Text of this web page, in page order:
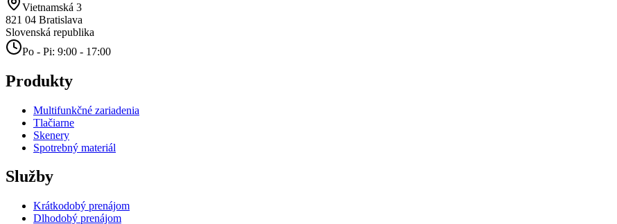
Vietnamská 3
821 04 Bratislava
Slovenská republika
Po - Pi: 9:00 - 17:00
Produkty
Multifunkčné zariadenia
Tlačiarne
Skenery
Spotrebný materiál
Služby
Krátkodobý prenájom
Dlhodobý prenájom